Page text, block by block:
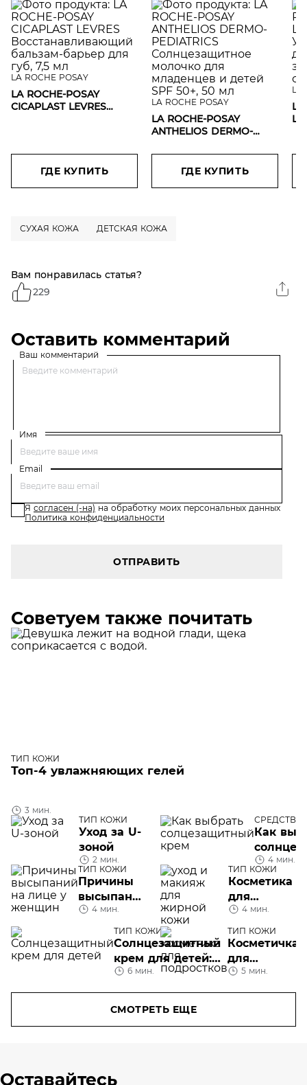
LA ROCHE POSAY
LA ROCHE-POSAY
CICAPLAST LEVRES
ГДЕ КУПИТЬ
LA ROCHE POSAY
LA ROCHE-POSAY
ANTHELIOS DERMO-
Солнцезащитное
молочко для
младенцев и детей SPF
ГДЕ КУПИТЬ
LA
LA
СУХАЯ КОЖА ДЕТСКАЯ КОЖА
Вам понравилась статья?
229
Оставить комментарий
Ваш комментарий
Имя
Email
Я согласен (-на) на обработку моих персональных данных
Политика конфиденциальности
ОТПРАВИТЬ
Советуем также почитать
ТИП КОЖИ
Топ-4 увлажняющих гелей
3 мин.
ТИП КОЖИ
Уход за U-
зоной
2 мин.
СРЕДСТВА
Как
крем
сезона
4 мин.
ТИП КОЖИ
Причины
высыпаний
на лице (у
женщин)
4 мин.
ТИП КОЖИ
Косметика
для
жирной
кожи: уход
и макияж
4 мин.
ТИП КОЖИ
Солнцезащитный
крем для детей:
особенности
6 мин.
ТИП КОЖИ
Косметичка
для
подростка
5 мин.
СМОТРЕТЬ ЕЩЕ
Оставайтесь